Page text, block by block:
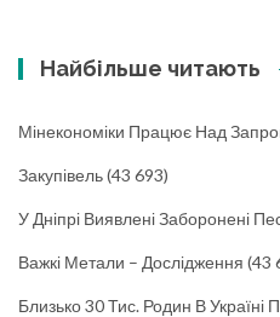
Найбільше читають
Мінекономіки Працює Над
Закупівель(43 693)
У Дніпрі Виявлені Заборонені
Важкі Метали – Дослідження (43
Близько 30 Тис. Родин В